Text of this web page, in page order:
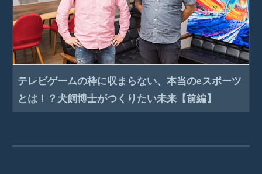
テレビゲームの枠に収まらない、本当のeスポーツ
とは！？犬飼博士がつくりたい未来【前編】